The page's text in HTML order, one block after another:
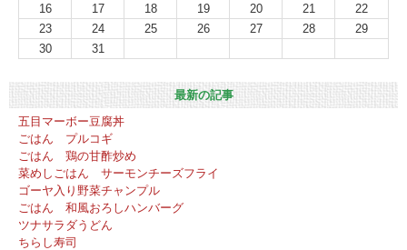
16
17 18 19 20 21
22
23
24 25 26 27 28
29
30
31
最新の記事
五目マーボー豆腐丼
ごはん プルコギ
ごはん 鶏の甘酢炒め
菜めしごはん サーモンチーズフライ
ゴーヤ入り野菜チャンプル
ごはん 和風おろしハンバーグ
ツナサラダうどん
ちらし寿司